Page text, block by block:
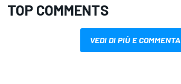
TOP COMMENTS
VEDI DI PIÙ E COMMENTA